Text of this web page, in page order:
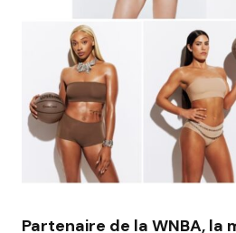
Partenaire de la WNBA, la